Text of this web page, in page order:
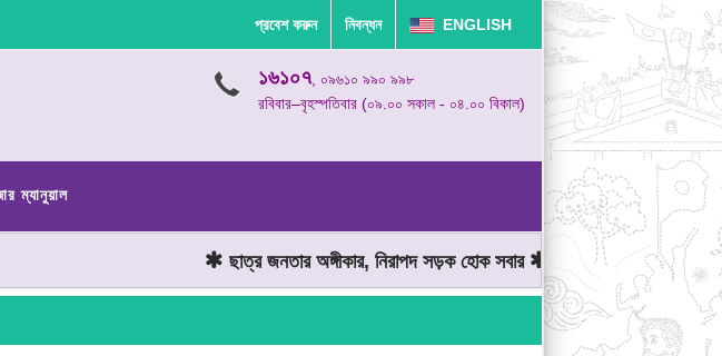
প্রবেশ করুন নিবন্ধন ENGLISH
১৬১০৭, ০৯৬১০ ৯৯০ ৯৯৮
রবিবার–বৃহস্পতিবার (০৯.০০ সকাল - ০৪.০০ বিকাল)
ম্যানুয়াল
ছাত্র জনতার অঙ্গীকার, নিরাপদ সড়ক হোক সবার মোটরযান চালানোর সময়